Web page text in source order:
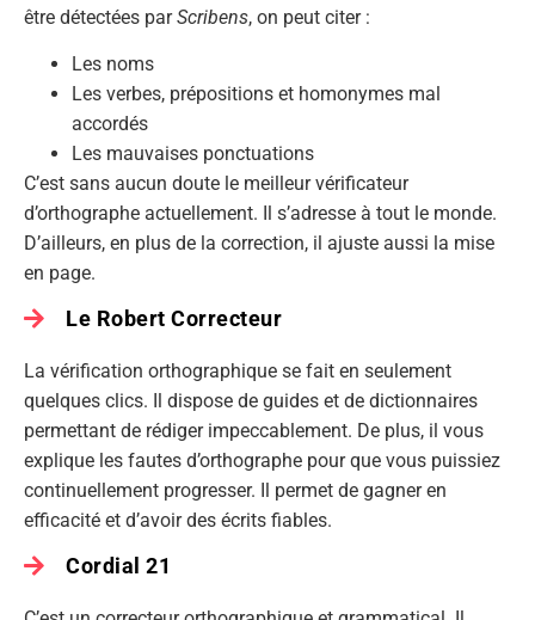
être détectées parScribens, on peut citer :
Les noms
Les verbes, prépositions et homonymes mal
accordés
Les mauvaises ponctuations
C’est sans aucun doute le meilleur vérificateur
d’orthographe actuellement. Il s’adresse à tout le monde.
D’ailleurs, en plus de la correction, il ajuste aussi la mise
en page.
Le Robert Correcteur
La vérification orthographique se fait en seulement
quelques clics. Il dispose de guides et de dictionnaires
permettant de rédiger impeccablement. De plus, il vous
explique les fautes d’orthographe pour que vous puissiez
continuellement progresser. Il permet de gagner en
efficacité et d’avoir des écrits fiables.
Cordial 21